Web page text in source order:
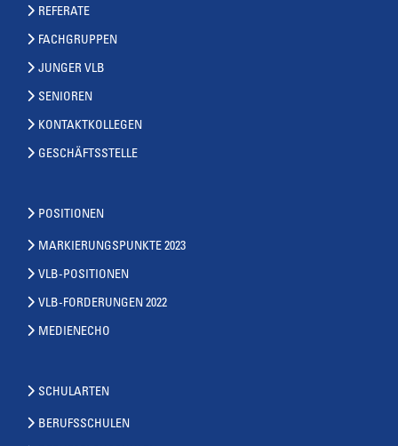
REFERATE
FACHGRUPPEN
JUNGER VLB
SENIOREN
KONTAKTKOLLEGEN
GESCHÄFTSSTELLE
POSITIONEN
MARKIERUNGSPUNKTE 2023
VLB-POSITIONEN
VLB-FORDERUNGEN 2022
MEDIENECHO
SCHULARTEN
BERUFSSCHULEN